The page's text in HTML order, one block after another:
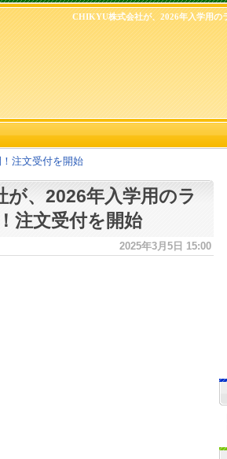
CHIKYU株式会社が、2026年入学用の
注文受付を開始
が、2026年入学用のラ
注文受付を開始
2025年3月5日 15:00